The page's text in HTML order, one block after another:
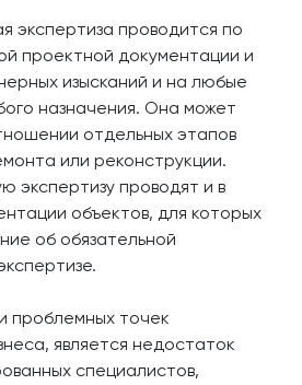
экспертиза проводится по
проектной документации и
изысканий и на любые
назначения. Она может
отдельных этапов
или реконструкции.
экспертизу проводят и в
объектов, для которых
об обязательной
проблемных точек
является недостаток
специалистов,